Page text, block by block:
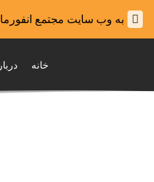
به وب سایت مجتمع
خانه